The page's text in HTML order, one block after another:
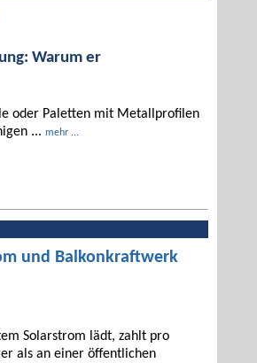
Warum er
oder Paletten mit Metallprofilen
... mehr ...
und Balkonkraftwerk
Solarstrom lädt, zahlt pro
als an einer öffentlichen